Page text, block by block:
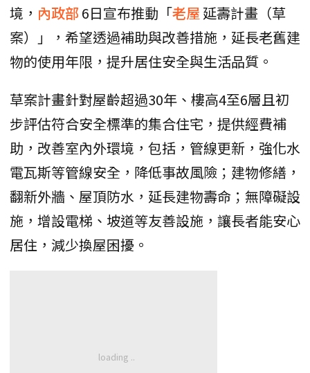
境， 內政部6日宣布推動「老屋 延壽計畫（草
案）」，希望透過補助與改善措施，延長老舊建
物的使用年限，提升居住安全與生活品質。
草案計畫針對屋齡超過30年、樓高4至6層且初
步評估符合安全標準的集合住宅，提供經費補
助，改善室內外環境，包括，管線更新，強化水
電瓦斯等管線安全，降低事故風險；建物修繕，
翻新外牆、屋頂防水，延長建物壽命；無障礙設
施，增設電梯、坡道等友善設施，讓長者能安心
居住，減少換屋困擾。